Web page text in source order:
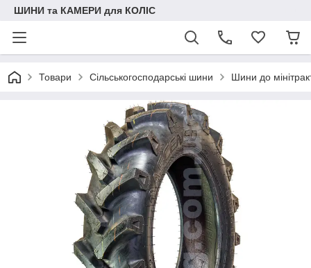
ШИНИ та КАМЕРИ для КОЛІС
Товари Сільськогосподарські шини Шини до